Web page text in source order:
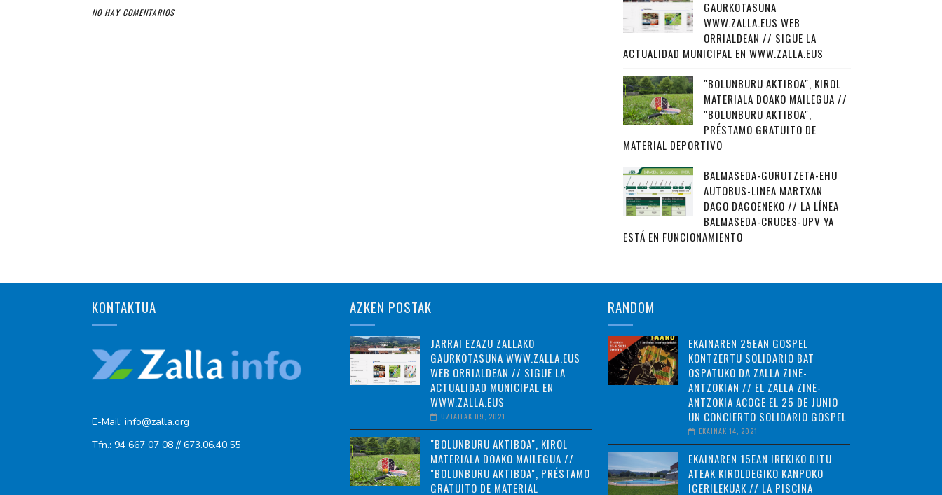
NO HAY COMENTARIOS
GAURKOTASUNA
WWW.ZALLA.EUS WEB
ORRIALDEAN // SIGUE LA
ACTUALIDAD MUNICIPAL EN WWW.ZALLA.EUS
"BOLUNBURU AKTIBOA", KIROL
MATERIALA DOAKO MAILEGUA //
"BOLUNBURU AKTIBOA",
PRÉSTAMO GRATUITO DE
MATERIAL DEPORTIVO
BALMASEDA-GURUTZETA-EHU
AUTOBUS-LINEA MARTXAN
DAGO DAGOENEKO // LA LÍNEA
BALMASEDA-CRUCES-UPV YA
ESTÁ EN FUNCIONAMIENTO
KONTAKTUA
E-Mail: info@zalla.org
Tfn.: 94 667 07 08 // 673.06.40.55
AZKEN POSTAK
JARRAI EZAZU ZALLAKO
GAURKOTASUNA WWW.ZALLA.EUS
WEB ORRIALDEAN // SIGUE LA
ACTUALIDAD MUNICIPAL EN
WWW.ZALLA.EUS
UZTAILAK 09, 2021
"BOLUNBURU AKTIBOA", KIROL
MATERIALA DOAKO MAILEGUA //
"BOLUNBURU AKTIBOA", PRÉSTAMO
GRATUITO DE MATERIAL
RANDOM
EKAINAREN 25EAN GOSPEL
KONTZERTU SOLIDARIO BAT
OSPATUKO DA ZALLA ZINE-
ANTZOKIAN // EL ZALLA ZINE-
ANTZOKIA ACOGE EL 25 DE JUNIO
UN CONCIERTO SOLIDARIO GOSPEL
EKAINAK 14, 2021
EKAINAREN 15EAN IREKIKO DITU
ATEAK KIROLDEGIKO KANPOKO
IGERILEKUAK // LA PISCINA